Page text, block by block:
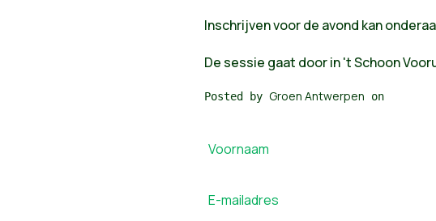
Inschrijven voor de avond kan
De sessie gaat door in't Schoon
Posted by Groen Antwerpen on
Voornaam
E-mailadres